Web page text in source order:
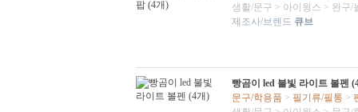
생활/문구 > 아이윙스 > 완구/
제조사/브렌드 큐브
빵곰이 led 불빛 라이트 볼펜
문구/학용품 > 필기류/필통 >